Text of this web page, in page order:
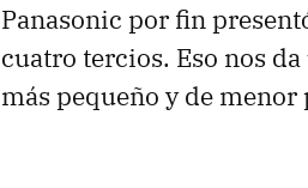
Panasonic por fin
cuatro tercios. Eso nos
más pequeño y de menor